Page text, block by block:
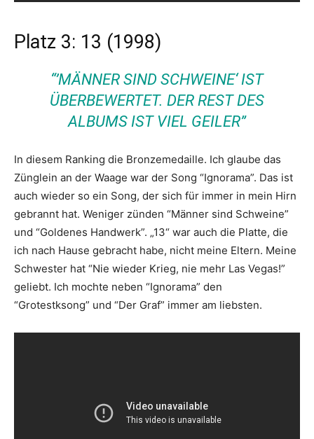
Platz 3: 13 (1998)
“’MÄNNER SIND SCHWEINE‘ IST
ÜBERBEWERTET. DER REST DES
ALBUMS IST VIEL GEILER”
In diesem Ranking die Bronzemedaille. Ich glaube das
Zünglein an der Waage war der Song “Ignorama”. Das ist
auch wieder so ein Song, der sich für immer in mein Hirn
gebrannt hat. Weniger zünden “Männer sind Schweine”
und “Goldenes Handwerk”. „13“ war auch die Platte, die
ich nach Hause gebracht habe, nicht meine Eltern. Meine
Schwester hat “Nie wieder Krieg, nie mehr Las Vegas!”
geliebt. Ich mochte neben “Ignorama” den
“Grotestksong” und “Der Graf” immer am liebsten.